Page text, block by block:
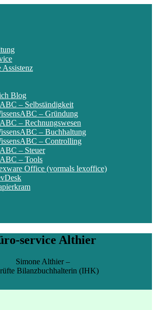
Blog
– Selbständigkeit
– Gründung
– Rechnungswesen
– Buchhaltung
– Controlling
– Steuer
– Tools
Office (vormals lexoffice)
service Althier
Simone Althier –
Bilanzbuchhalterin (IHK)